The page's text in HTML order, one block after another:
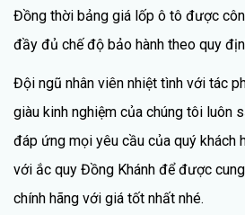
Đồng thời bảng giá lốp ô tô được
đầy đủ chế độ bảo hành theo quy
Đội ngũ nhân viên nhiệt tình với tác
giàu kinh nghiệm của chúng tôi luôn
đáp ứng mọi yêu cầu của quý khách
với ắc quy Đồng Khánh để được
chính hãng với giá tốt nhất nhé.